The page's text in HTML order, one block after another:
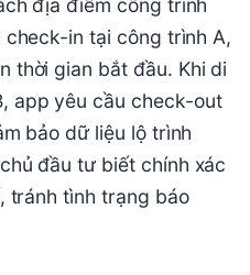
địa điểm công trình
in tại công trình A,
thời gian bắt đầu. Khi di
app yêu cầu check-out
bảo dữ liệu lộ trình
đầu tư biết chính xác
tránh tình trạng báo